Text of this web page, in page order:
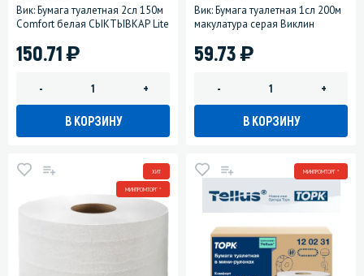
Вик: Бумага туалетная 2сл 150м
Comfort белая СЫКТЫВКАР Lite
150.71)
- +
В КОРЗИНУ
Вик: Бумага туалетная 1сл 200м
макулатура серая Виклин
59.73)
- +
В КОРЗИНУ
ХИТ
МИНПРОМТОРГ *
МИНПРОМТОРГ *